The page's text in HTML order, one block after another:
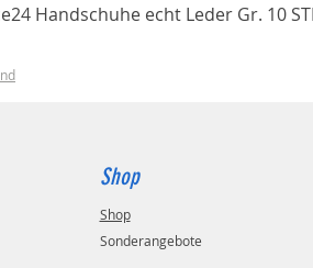
Handschuhe echt Leder Gr. 10
Shop
Shop
Sonderangebote